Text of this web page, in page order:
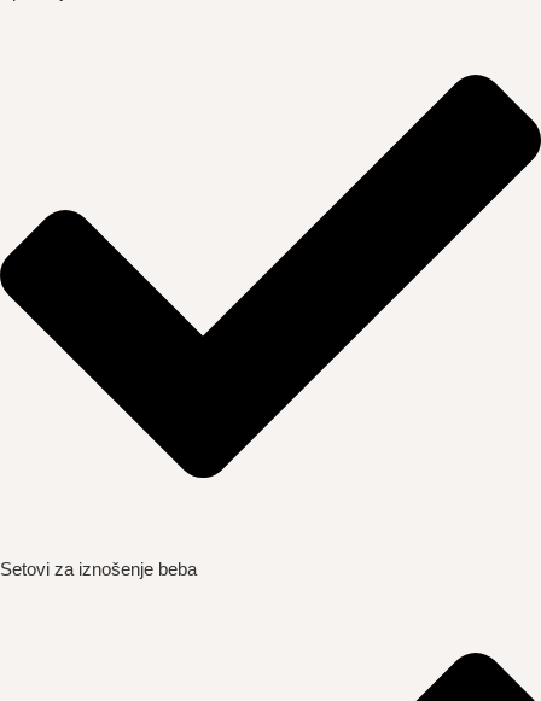
Setovi za iznošenje beba